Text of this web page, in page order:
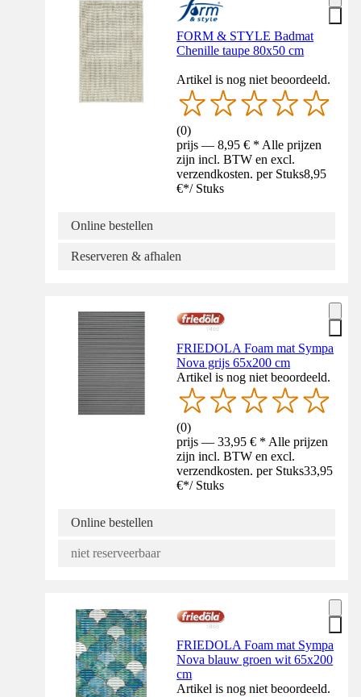
FORM & STYLE Badmat
Chenille taupe 80x50 cm
Artikel is nog niet beoordeeld.
(0)
prijs — 8,95 € * Alle prijzen
zijn incl. BTW en excl.
verzendkosten. per Stuks8,95
€*/ Stuks
Online bestellen
Reserveren & afhalen
FRIEDOLA Foam mat Sympa
Nova grijs 65x200 cm
Artikel is nog niet beoordeeld.
(0)
prijs — 33,95 € * Alle prijzen
zijn incl. BTW en excl.
verzendkosten. per Stuks33,95
€*/ Stuks
Online bestellen
niet reserveerbaar
FRIEDOLA Foam mat Sympa
Nova blauw groen wit 65x200
cm
Artikel is nog niet beoordeeld.